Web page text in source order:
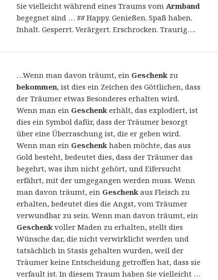
Sie vielleicht während eines Traums vomArmband
begegnet sind … ## Happy. Genießen. Spaß haben.
Inhalt. Gesperrt. Verärgert. Erschrocken. Traurig….
…Wenn man davon träumt, ein Geschenkzu
bekommen, ist dies ein Zeichen des Göttlichen, dass
der Träumer etwas Besonderes erhalten wird.
Wenn man ein Geschenkerhält, das explodiert, ist
dies ein Symbol dafür, dass der Träumer besorgt
über eine Überraschung ist, die er geben wird.
Wenn man ein Geschenkhaben möchte, das aus
Gold besteht, bedeutet dies, dass der Träumer das
begehrt, was ihm nicht gehört, und Eifersucht
erfährt, mit der umgegangen werden muss. Wenn
man davon träumt, ein Geschenkaus Fleisch zu
erhalten, bedeutet dies die Angst, vom Träumer
verwundbar zu sein. Wenn man davon träumt, ein
Geschenkvoller Maden zu erhalten, stellt dies
Wünsche dar, die nicht verwirklicht werden und
tatsächlich in Stasis gehalten wurden, weil der
Träumer keine Entscheidung getroffen hat, dass sie
verfault ist. In diesem Traum haben Sie vielleicht …